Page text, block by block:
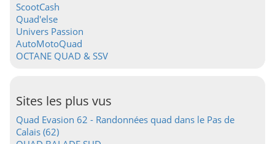
ScootCash
Quad'else
Univers Passion
AutoMotoQuad
OCTANE QUAD & SSV
Sites les plus vus
Quad Evasion 62 - Randonnées quad dans le Pas de
Calais (62)